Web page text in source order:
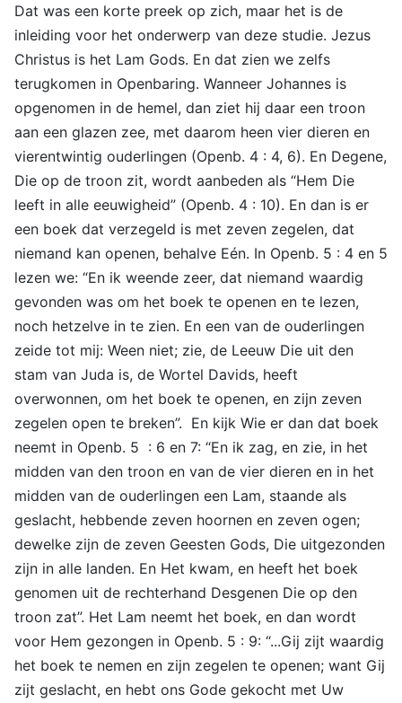
Dat was een korte preek op zich, maar het is de
inleiding voor het onderwerp van deze studie. Jezus
Christus is het Lam Gods. En dat zien we zelfs
terugkomen in Openbaring. Wanneer Johannes is
opgenomen in de hemel, dan ziet hij daar een troon
aan een glazen zee, met daarom heen vier dieren en
vierentwintig ouderlingen (Openb. 4 : 4, 6). En Degene,
Die op de troon zit, wordt aanbeden als “Hem Die
leeft in alle eeuwigheid” (Openb. 4 : 10). En dan is er
een boek dat verzegeld is met zeven zegelen, dat
niemand kan openen, behalve Eén. In Openb. 5 : 4 en 5
lezen we: “En ik weende zeer, dat niemand waardig
gevonden was om het boek te openen en te lezen,
noch hetzelve in te zien. En een van de ouderlingen
zeide tot mij: Ween niet; zie, de Leeuw Die uit den
stam van Juda is, de Wortel Davids, heeft
overwonnen, om het boek te openen, en zijn zeven
zegelen open te breken”. En kijk Wie er dan dat boek
neemt in Openb. 5 : 6 en 7: “En ik zag, en zie, in het
midden van den troon en van de vier dieren en in het
midden van de ouderlingen een Lam, staande als
geslacht, hebbende zeven hoornen en zeven ogen;
dewelke zijn de zeven Geesten Gods, Die uitgezonden
zijn in alle landen. En Het kwam, en heeft het boek
genomen uit de rechterhand Desgenen Die op den
troon zat”. Het Lam neemt het boek, en dan wordt
voor Hem gezongen in Openb. 5 : 9: “...Gij zijt waardig
het boek te nemen en zijn zegelen te openen; want Gij
zijt geslacht, en hebt ons Gode gekocht met Uw